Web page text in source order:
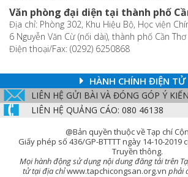
Văn phòng đại diện tại thành phố
Địa chỉ: Phòng 302, Khu Hiệu Bộ, Học viện
6 Nguyễn Văn Cừ (nối dài), thành phố Cần Thơ
Điện thoại/Fax: (0292) 6250868
HÀNH CHÍNH ĐIỆN TỬ
LIÊN HỆ GỬI BÀI VÀ ĐÓNG GÓP Ý KIẾN
LIÊN HỆ QUẢNG CÁO: 080 46138
@Bản quyền thuộc về Tạp chí
Giấy phép số 436/GP-BTTTT ngày 14-10-2019
Truyền thông.
Mọi hành động sử dụng nội dung đăng tải trên
tử tại địa chỉwww.tapchicongsan.org.vn phải